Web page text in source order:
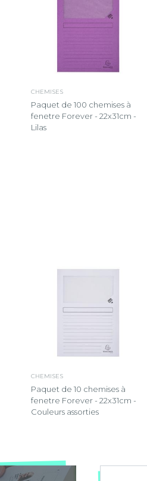
CHEMISES
Paquet de 100 chemises à
fenetre Forever - 22x31cm -
Lilas
CHEMISES
Paquet de 10 chemises à
fenetre Forever - 22x31cm -
Couleurs assorties